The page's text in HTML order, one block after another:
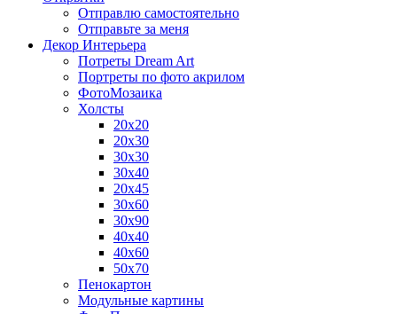
Отправлю самостоятельно
Отправьте за меня
Декор Интерьера
Потреты Dream Art
Портреты по фото акрилом
ФотоМозаика
Холсты
20х20
20х30
30х30
30х40
20х45
30х60
30х90
40х40
40х60
50х70
Пенокартон
Модульные картины